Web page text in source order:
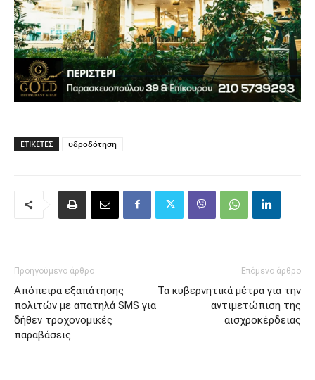
ΕΤΙΚΈΤΕΣ υδροδότηση
Προηγούμενο άρθρο
Απόπειρα εξαπάτησης
πολιτών με απατηλά SMS για
δήθεν τροχονομικές
παραβάσεις
Επόμενο άρθρο
Τα κυβερνητικά μέτρα για την
αντιμετώπιση της
αισχροκέρδειας